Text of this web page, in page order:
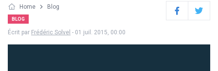
Home Blog
BLOG FacebookTwitter
Écrit par Frédéric Solvel - 01 juil. 2015, 00:00